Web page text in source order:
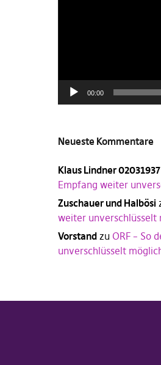
00:00
Neueste Kommentare
Klaus Lindner 02031937
Empfang weiter
Zuschauer und Halbösi
weiter unverschlüsselt
Vorstandzu ORF – So
unverschlüsselt